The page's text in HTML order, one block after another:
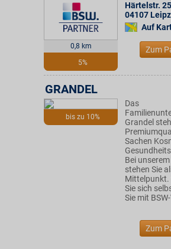
0,8 km
5%
Härtelstr. 25
04107
Auf
Zum
bis zu 10%
GRANDEL
Das
Grandel
Sachen
Bei
stehen Sie
Mittelpunkt.
Sie sich
Sie mit
Zum